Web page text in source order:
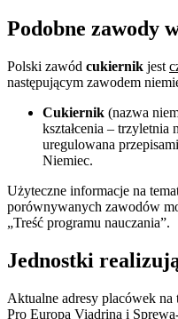
Podobne zawody
Polski zawód cukiernik jest
następującym zawodem
Cukiernik (nazwa
kształcenia – trzyletnia
uregulowana
Niemiec.
Użyteczne informacje na
porównywanych zawodów
„Treść programu nauczania”.
Jednostki
Aktualne adresy placówek
Pro Europa Viadrina i